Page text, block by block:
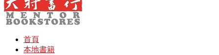
首頁
本地書籍